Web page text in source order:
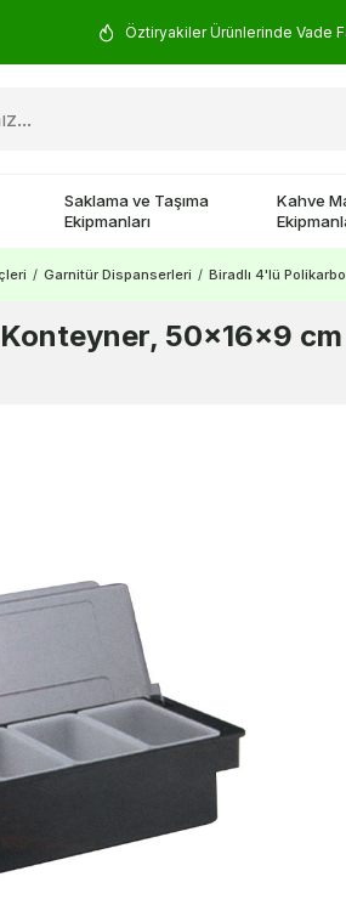
Öztiryakiler Ürünlerinde Vade
Saklama ve Taşıma
Ekipmanları
Kahve
/ Garnitür Dispanserleri / Biradlı 4'lü
50x16x9 cm